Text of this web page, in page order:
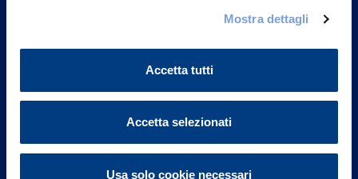
Mostra dettagli
Accetta tutti
Accetta selezionati
Usa solo cookie necessari
Part. IVA 01329510158
FAQ